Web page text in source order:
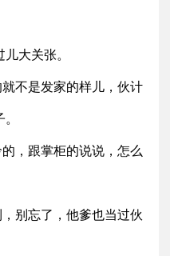
大关张。
不是发家的样儿，伙计
，跟掌柜的说说，怎么
别忘了，他爹也当过伙